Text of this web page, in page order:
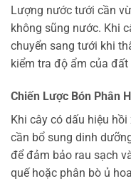
Lượng nước tưới cần
không sũng nước. Khi
chuyển sang tưới khi
kiểm tra độ ẩm của
Chiến Lược Bón Phân
Khi cây có dấu hiệu
cần bổ sung dinh
để đảm bảo rau sạch
quế hoặc phân bò ủ